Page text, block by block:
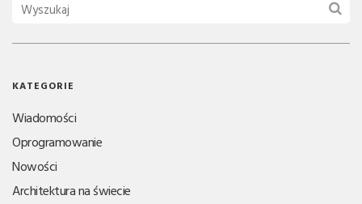
KATEGORIE
Wiadomości
Oprogramowanie
Nowości
Architektura na świecie